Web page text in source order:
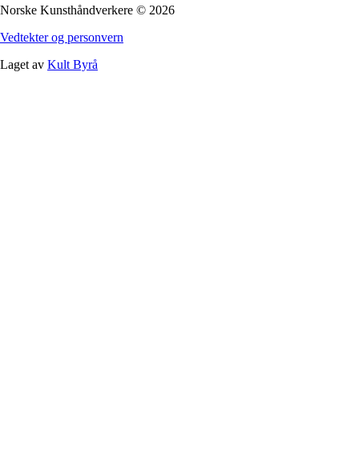
Norske Kunsthåndverkere © 2026
Vedtekter og personvern
Laget av Kult Byrå